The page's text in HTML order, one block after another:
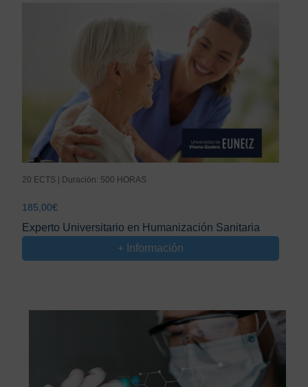
20 ECTS | Duración: 500 HORAS
185,00€
Experto Universitario en Humanización Sanitaria
+ Información